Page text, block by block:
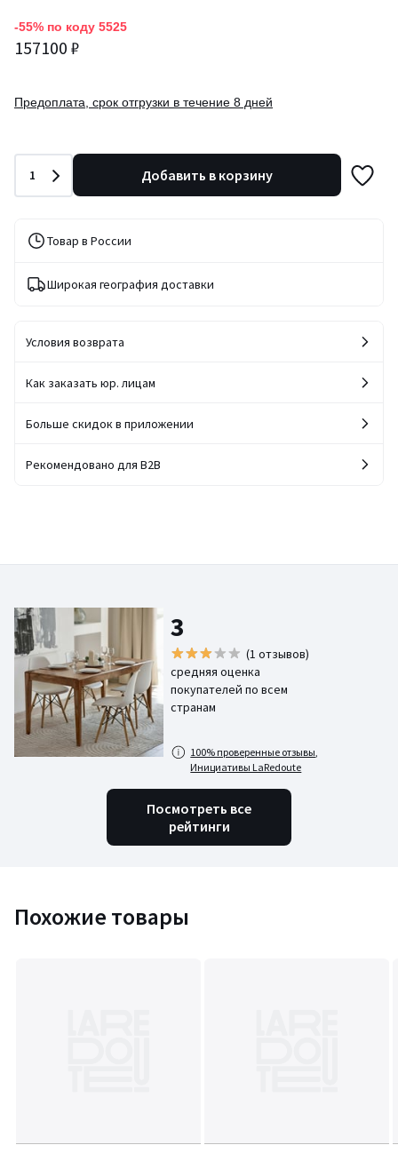
-55% по коду 5525
157100 ₽
Предоплата, срок отгрузки в течение 8 дней
Количество
1 Добавить в корзину
Товар в России
Широкая география доставки
Условия возврата
Как заказать юр. лицам
Больше скидок в приложении
Рекомендовано для B2B
3
(1 отзывов)
средняя оценка
покупателей по всем
странам
100% проверенные отзывы,
Инициативы LaRedoute
Посмотреть все
рейтинги
Похожие товары